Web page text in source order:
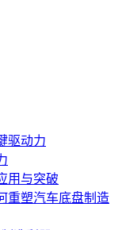
驱动力
用与突破
重塑汽车底盘制造